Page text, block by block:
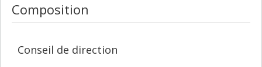
Composition
Conseil de direction